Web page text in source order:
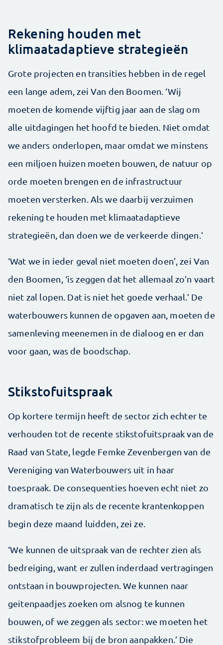
Rekening houden met
klimaatadaptieve strategieën
Grote projecten en transities hebben in de regel
een lange adem, zei Van den Boomen. ‘Wij
moeten de komende vijftig jaar aan de slag om
alle uitdagingen het hoofd te bieden. Niet omdat
we anders onderlopen, maar omdat we minstens
een miljoen huizen moeten bouwen, de natuur op
orde moeten brengen en de infrastructuur
moeten versterken. Als we daarbij verzuimen
rekening te houden met klimaatadaptieve
strategieën, dan doen we de verkeerde dingen.’
‘Wat we in ieder geval niet moeten doen’, zei Van
den Boomen, ‘is zeggen dat het allemaal zo’n vaart
niet zal lopen. Dat is niet het goede verhaal.’ De
waterbouwers kunnen de opgaven aan, moeten de
samenleving meenemen in de dialoog en er dan
voor gaan, was de boodschap.
Stikstofuitspraak
Op kortere termijn heeft de sector zich echter te
verhouden tot de recente stikstofuitspraak van de
Raad van State, legde Femke Zevenbergen van de
Vereniging van Waterbouwers uit in haar
toespraak. De consequenties hoeven echt niet zo
dramatisch te zijn als de recente krantenkoppen
begin deze maand luidden, zei ze.
‘We kunnen de uitspraak van de rechter zien als
bedreiging, want er zullen inderdaad vertragingen
ontstaan in bouwprojecten. We kunnen naar
geitenpaadjes zoeken om alsnog te kunnen
bouwen, of we zeggen als sector: we moeten het
stikstofprobleem bij de bron aanpakken.’ Die